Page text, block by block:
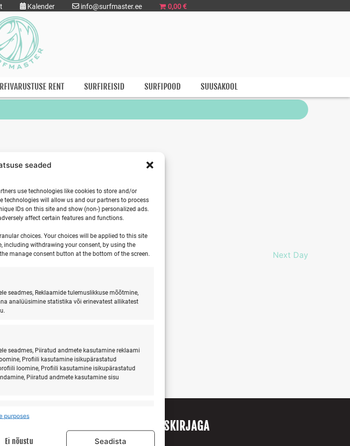
seaded
use technologies like cookies to store and/or
technologies will allow us and our partners to process
IDs on this site and show (non-) personalized ads.
affect certain features and functions.
choices. Your choices will be applied to this site
including withdrawing your consent, by using the
manage consent button at the bottom of the screen.
seadmes, Reklaamide tulemuslikkuse mõõtmine,
analüüsimine statistika või erinevatest allikatest
seadmes, Piiratud andmete kasutamine reklaami
Profiili kasutamine isikupärastatud
loomine, Profiili kasutamine isikupärastatud
Piiratud andmete kasutamine sisu
edastatud andmete põhjal.
purposes
Ei nõustu Seadista
Kalender info@surfmaster.ee 0,00 €
RENT SURFIREISID SURFIPOOD SUUSAKOOL
Surfikülas.
Next Day
LIITU UUDISKIRJAGA